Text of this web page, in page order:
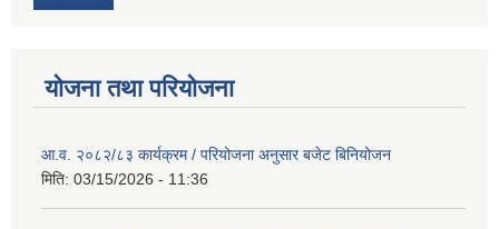
योजना तथा परियोजना
आ.व. २०८२/८३ कार्यक्रम / परियोजना अनुसार बजेट बिनियोजन
मिति: 03/15/2026 - 11:36